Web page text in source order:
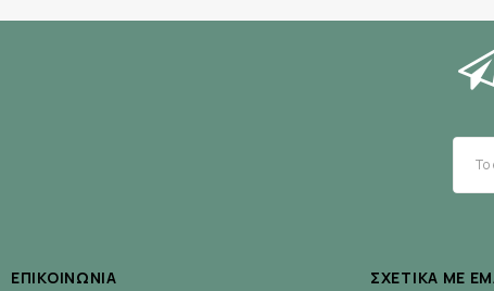
ΕΠΙΚΟΙΝΩΝΊΑ ΣΧΕΤΙΚΆ ΜΕ